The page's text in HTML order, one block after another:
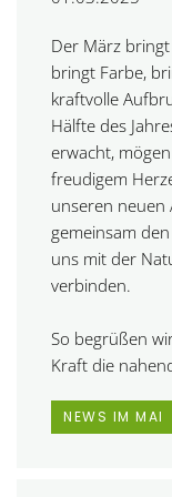
Der März
bringt Farbe,
kraftvolle
Hälfte des
erwacht,
freudigem
unseren neuen
gemeinsam den
uns mit der
verbinden.
So begrüßen
Kraft die
NEWS IM MAI